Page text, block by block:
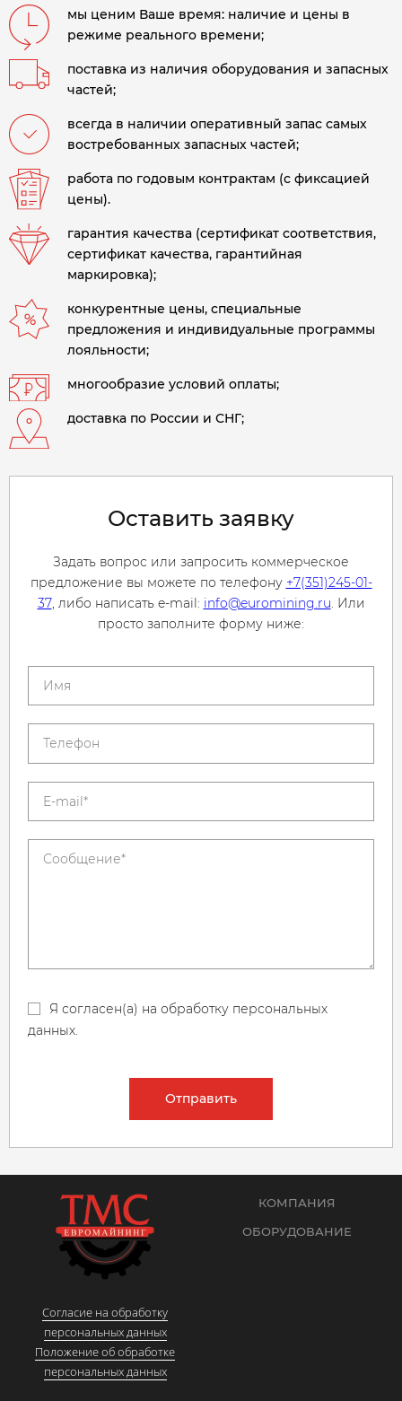
мы ценим Ваше время: наличие и цены в
режиме реального времени;
поставка из наличия оборудования и запасных
частей;
всегда в наличии оперативный запас самых
востребованных запасных частей;
работа по годовым контрактам (с фиксацией
цены).
гарантия качества (сертификат соответствия,
сертификат качества, гарантийная
маркировка);
конкурентные цены, специальные
предложения и индивидуальные программы
лояльности;
многообразие условий оплаты;
доставка по России и СНГ;
Оставить заявку
Задать вопрос или запросить коммерческое
предложение вы можете по телефону +7(351)245-01-
37, либо написать e-mail: info@euromining.ru. Или
просто заполните форму ниже:
Я согласен(а) на обработку персональных
данных.
Отправить
Согласие на обработку
персональных данных
Положение об обработке
персональных данных
КОМПАНИЯ
ОБОРУДОВАНИЕ